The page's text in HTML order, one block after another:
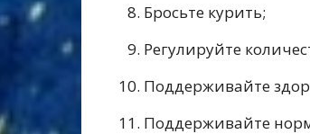
Бросьте курить;
Регулируйте
Поддерживайте
Поддерживайте